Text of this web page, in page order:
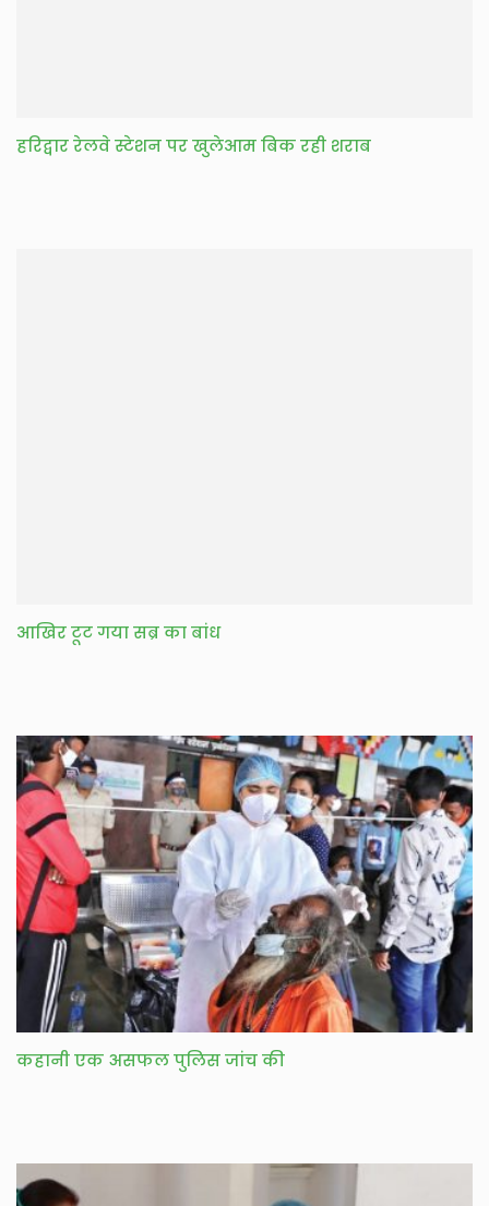
हरिद्वार रेलवे स्टेशन पर खुलेआम बिक रही शराब
आखिर टूट गया सब्र का बांध
कहानी एक असफल पुलिस जांच की